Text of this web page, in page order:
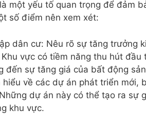
một yếu tố quan trọng để đảm
số điểm nên xem xét:
dân cư: Nêu rõ sự tăng trưởng
vực có tiềm năng thu hút đầu
đến sự tăng giá của bất động
về các dự án phát triển mới,
dự án này có thể tạo ra sự
khu vực.